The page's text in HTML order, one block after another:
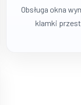
Obsługa okna
klamki